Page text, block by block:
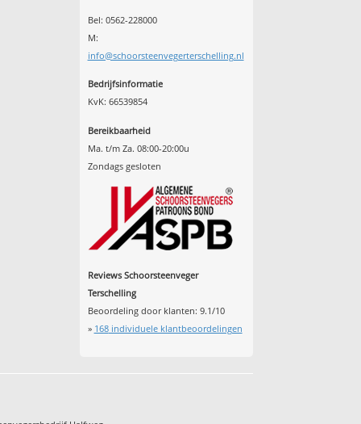
Bel: 0562-228000
M:
info@schoorsteenvegerterschelling.nl
Bedrijfsinformatie
KvK: 66539854
Bereikbaarheid
Ma. t/m Za. 08:00-20:00u
Zondags gesloten
Reviews Schoorsteenveger
Terschelling
Beoordeling door klanten: 9.1/10
» 168individuele klantbeoordelingen